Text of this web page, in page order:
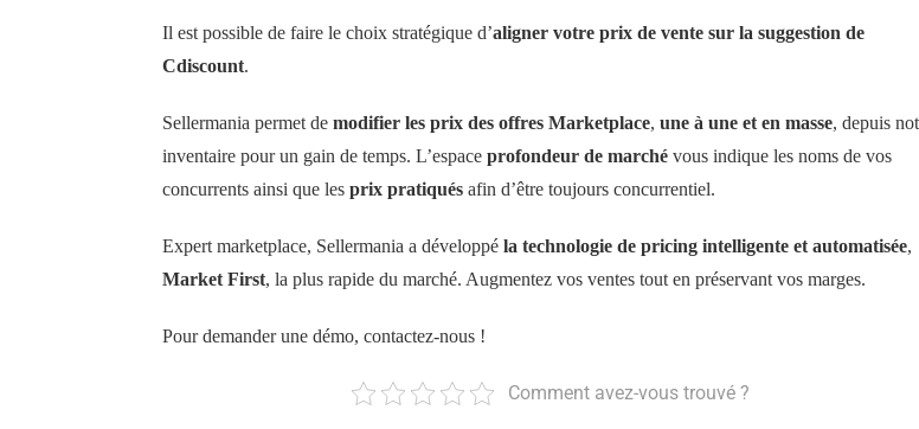
Il est possible de faire le choix stratégique d’aligner votre prix de vente sur la suggestion de
Cdiscount.
Sellermania permet demodifier les prix des offres Marketplace,une à une et en masse, depuis
inventaire pour un gain de temps. L’espaceprofondeur de marché vous indique les noms de vos
concurrents ainsi que lesprix pratiqués afin d’être toujours concurrentiel.
Expert marketplace, Sellermania a développéla technologie de pricing intelligente et automatisée,
Market First, la plus rapide du marché. Augmentez vos ventes tout en préservant vos marges.
Pour demander une démo, contactez-nous !
Comment avez-vous trouvé ?